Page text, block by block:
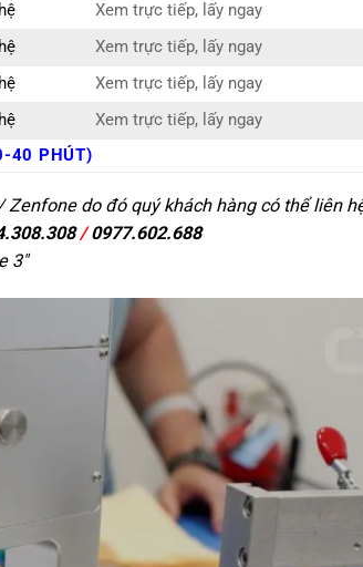
Xem trực tiếp, lấy ngay
Xem trực tiếp, lấy ngay
Xem trực tiếp, lấy ngay
Xem trực tiếp, lấy ngay
40 PHÚT)
do đó quý khách hàng có thể liên
/0977.602.688
3"